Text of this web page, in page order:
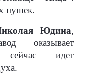
пушек.
Юдина,
оказывает
сейчас идет